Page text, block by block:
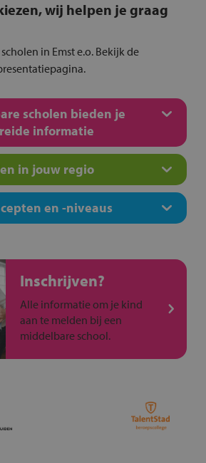
wij helpen je graag
in Emst e.o. Bekijk de
scholen bieden je
informatie
in jouw regio
en -niveaus
Inschrijven?
Alle informatie om je kind
aan te melden bij een
middelbare school.